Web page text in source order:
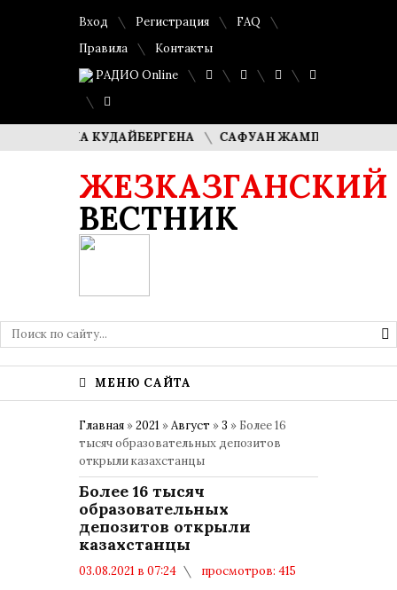
Вход Регистрация
FAQ
Правила
Контакты
РАДИО Online
КУДАЙБЕРГЕНА САФУАН ЖАМПЕИСОВ: «МЫ
ЖЕЗКАЗГАНСКИЙ
ВЕСТНИК
МЕНЮ САЙТА
Главная »2021 »Август »3 » Более 16
тысяч образовательных депозитов
открыли казахстанцы
Более 16 тысяч
образовательных
депозитов открыли
казахстанцы
03.08.2021 в 07:24
просмотров: 415